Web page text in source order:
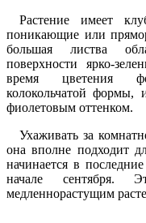
Растение имеет
поникающие или
большая листва
поверхности ярко-
время цветения
колокольчатой формы,
фиолетовым оттенком.
Ухаживать за
она вполне подходит
начинается в
начале сентября.
медленнорастущим